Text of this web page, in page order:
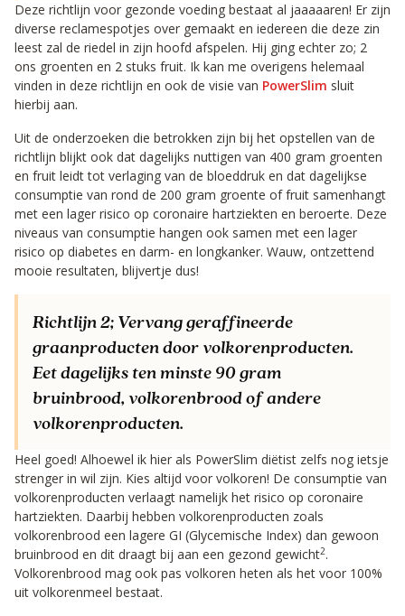
Deze richtlijn voor gezonde voeding bestaat al jaaaaaren! Er zijn
diverse reclamespotjes over gemaakt en iedereen die deze zin
leest zal de riedel in zijn hoofd afspelen. Hij ging echter zo; 2
ons groenten en 2 stuks fruit. Ik kan me overigens helemaal
vinden in deze richtlijn en ook de visie van PowerSlim sluit
hierbij aan.
Uit de onderzoeken die betrokken zijn bij het opstellen van de
richtlijn blijkt ook dat dagelijks nuttigen van 400 gram groenten
en fruit leidt tot verlaging van de bloeddruk en dat dagelijkse
consumptie van rond de 200 gram groente of fruit samenhangt
met een lager risico op coronaire hartziekten en beroerte. Deze
niveaus van consumptie hangen ook samen met een lager
risico op diabetes en darm- en longkanker. Wauw, ontzettend
mooie resultaten, blijvertje dus!
Richtlijn 2;Vervang geraffineerde
graanproducten door volkorenproducten.
Eet dagelijks ten minste 90 gram
bruinbrood, volkorenbrood of andere
volkorenproducten.
Heel goed! Alhoewel ik hier als PowerSlim diëtist zelfs nog ietsje
strenger in wil zijn. Kies altijd voor volkoren! De consumptie van
volkorenproducten verlaagt namelijk het risico op coronaire
hartziekten. Daarbij hebben volkorenproducten zoals
volkorenbrood een lagere GI (Glycemische Index) dan gewoon
bruinbrood en dit draagt bij aan een gezond gewicht2.
Volkorenbrood mag ook pas volkoren heten als het voor 100%
uit volkorenmeel bestaat.